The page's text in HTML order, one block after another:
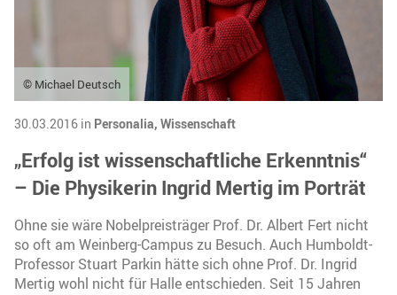
© Michael Deutsch
30.03.2016 in Personalia, Wissenschaft
„Erfolg ist wissenschaftliche Erkenntnis“
– Die Physikerin Ingrid Mertig im Porträt
Ohne sie wäre Nobelpreisträger Prof. Dr. Albert Fert nicht
so oft am Weinberg-Campus zu Besuch. Auch Humboldt-
Professor Stuart Parkin hätte sich ohne Prof. Dr. Ingrid
Mertig wohl nicht für Halle entschieden. Seit 15 Jahren